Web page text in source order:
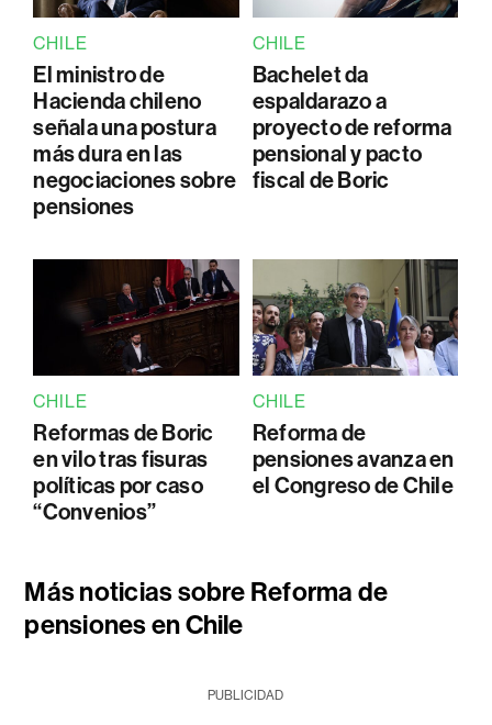
CHILE
El ministro de
Hacienda chileno
señala una postura
más dura en las
negociaciones sobre
pensiones
CHILE
Bachelet da
espaldarazo a
proyecto de reforma
pensional y pacto
fiscal de Boric
CHILE
Reformas de Boric
en vilo tras fisuras
políticas por caso
“Convenios”
CHILE
Reforma de
pensiones avanza en
el Congreso de Chile
Más noticias sobre Reforma de
pensiones en Chile
PUBLICIDAD